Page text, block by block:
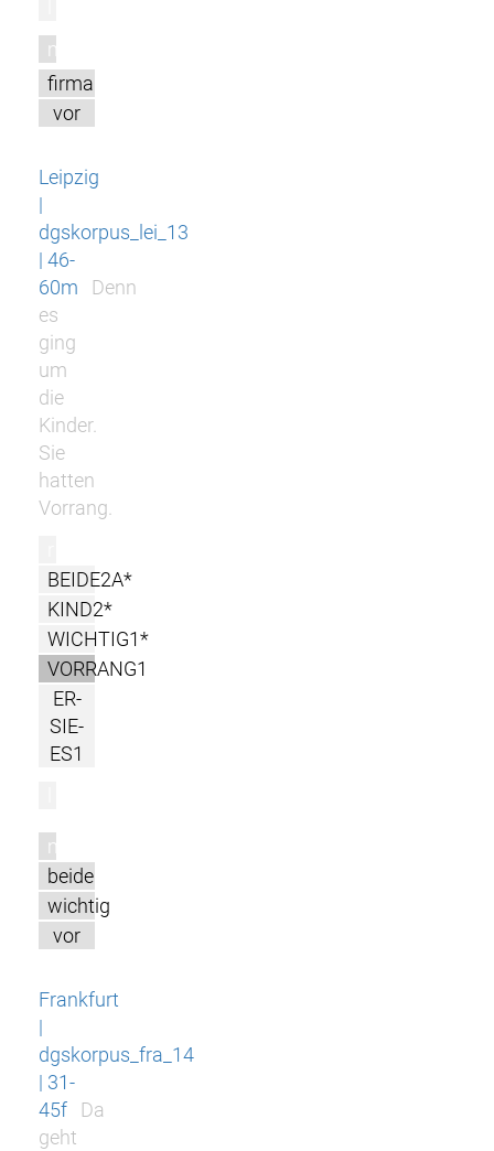
m
firma
vor
Leipzig
|
dgskorpus_lei_13
| 46-
60m
Denn
es
ging
um
die
Kinder.
Sie
hatten
Vorrang.
BEIDE2A*
KIND2*
WICHTIG1*
VORRANG1
ER-
SIE-
ES1
m
beide
wichtig
vor
Frankfurt
|
dgskorpus_fra_14
| 31-
45f
Da
geht